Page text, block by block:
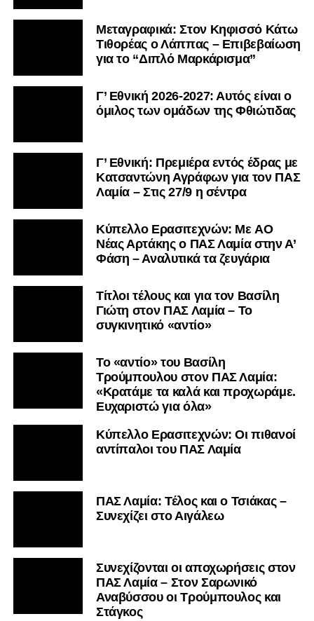
Μεταγραφικά: Στον Κηφισσό Κάτω
Τιθορέας ο Λάππας – Επιβεβαίωση
για το “Διπλό Μαρκάρισμα”
Γ’ Εθνική 2026-2027: Αυτός είναι ο
όμιλος των ομάδων της Φθιώτιδας
Γ’ Εθνική: Πρεμιέρα εντός έδρας με
Κατσαντώνη Αγράφων για τον ΠΑΣ
Λαμία – Στις 27/9 η σέντρα
Kύπελλο Ερασιτεχνών: Με AO
Nέας Αρτάκης ο ΠΑΣ Λαμία στην Α’
Φάση – Αναλυτικά τα ζευγάρια
Τίτλοι τέλους και για τον Βασίλη
Γιώτη στον ΠΑΣ Λαμία – Το
συγκινητικό «αντίο»
Το «αντίο» του Βασίλη
Τρούμπουλου στον ΠΑΣ Λαμία:
«Κρατάμε τα καλά και προχωράμε.
Ευχαριστώ για όλα»
Κύπελλο Ερασιτεχνών: Οι πιθανοί
αντίπαλοι του ΠΑΣ Λαμία
ΠΑΣ Λαμία: Τέλος και ο Τσιάκας –
Συνεχίζει στο Αιγάλεω
Συνεχίζονται οι αποχωρήσεις στον
ΠΑΣ Λαμία – Στον Σαρωνικό
Αναβύσσου οι Τρούμπουλος και
Στάγκος